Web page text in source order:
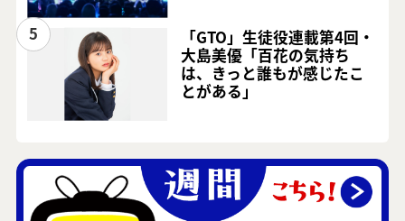
5
「GTO」生徒役連載第4回・
大島美優「百花の気持ち
は、きっと誰もが感じたこ
とがある」